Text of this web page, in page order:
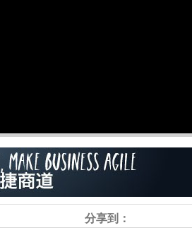
分享到：